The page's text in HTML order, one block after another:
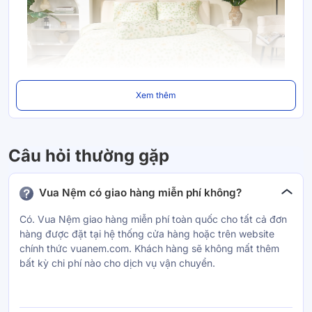
Xem thêm
Câu hỏi thường gặp
Vua Nệm có giao hàng miễn phí không?
Có. Vua Nệm giao hàng miễn phí toàn quốc cho tất cả đơn
hàng được đặt tại hệ thống cửa hàng hoặc trên website
chính thức vuanem.com. Khách hàng sẽ không mất thêm
bất kỳ chi phí nào cho dịch vụ vận chuyển.